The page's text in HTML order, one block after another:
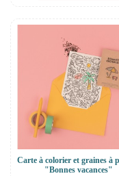
Carte à colorier et graines à
"Bonnes vacances"